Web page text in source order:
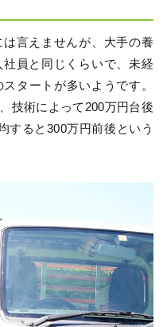
言えませんが、大手の養
員と同じくらいで、未経
タートが多いようです。
技術によって200万円台後
すると300万円前後という